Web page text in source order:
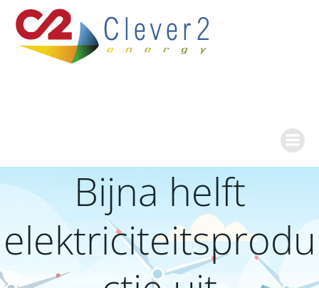
naar
de
inhoud
Bijna helft
elektriciteitsprodu